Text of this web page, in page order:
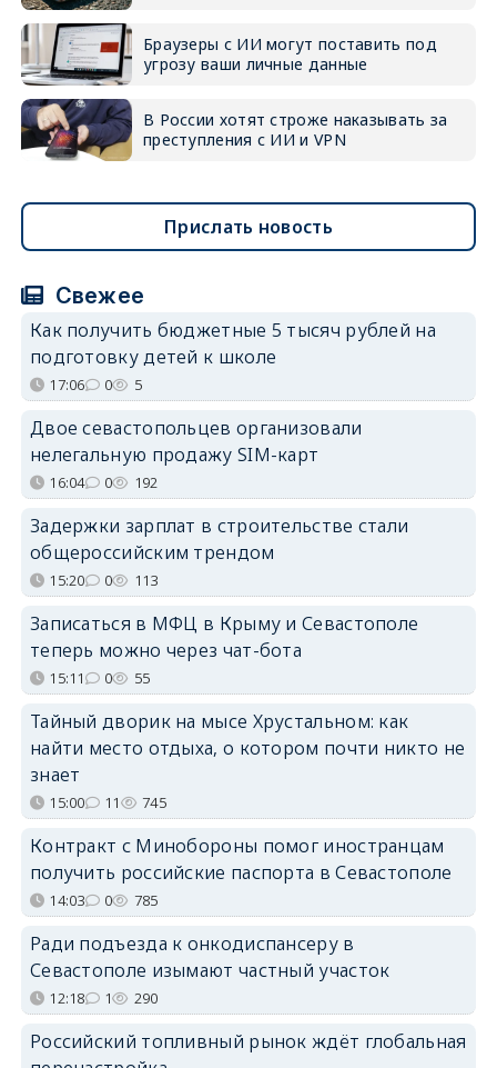
Браузеры с ИИ могут поставить под
угрозу ваши личные данные
В России хотят строже наказывать за
преступления с ИИ и VPN
Прислать новость
Свежее
Как получить бюджетные 5 тысяч рублей на
подготовку детей к школе
17:06 0 5
Двое севастопольцев организовали
нелегальную продажу SIM-карт
16:04 0 192
Задержки зарплат в строительстве стали
общероссийским трендом
15:20 0 113
Записаться в МФЦ в Крыму и Севастополе
теперь можно через чат-бота
15:11 0 55
Тайный дворик на мысе Хрустальном: как
найти место отдыха, о котором почти никто не
знает
15:00 11 745
Контракт с Минобороны помог иностранцам
получить российские паспорта в Севастополе
14:03 0 785
Ради подъезда к онкодиспансеру в
Севастополе изымают частный участок
12:18 1 290
Российский топливный рынок ждёт глобальная